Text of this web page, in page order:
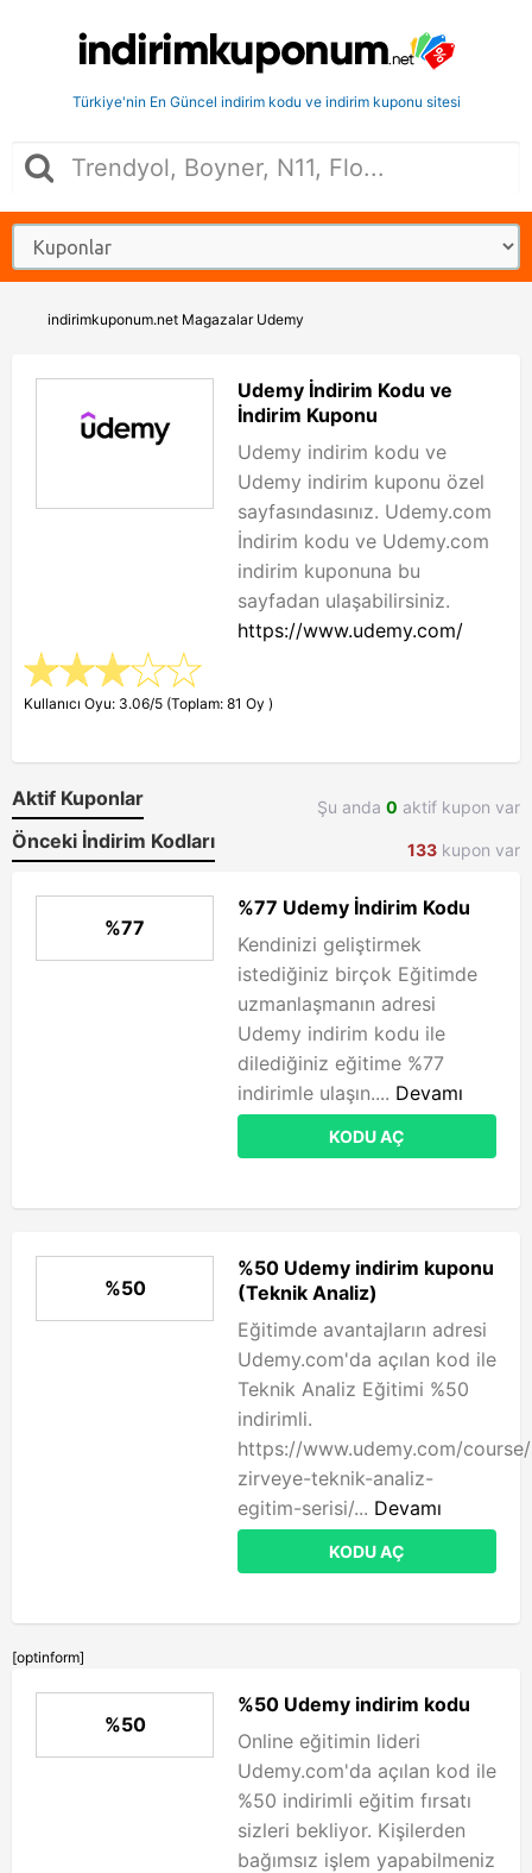
Türkiye'nin En Güncel indirim kodu ve indirim kuponu sitesi
indirimkuponum.net Magazalar Udemy
Udemy İndirim Kodu ve
İndirim Kuponu
Udemy indirim kodu ve
Udemy indirim kuponu özel
sayfasındasınız. Udemy.com
İndirim kodu ve Udemy.com
indirim kuponuna bu
sayfadan ulaşabilirsiniz.
https://www.udemy.com/
Kullanıcı Oyu: 3.06/5 (Toplam: 81 Oy )
Aktif Kuponlar Şu anda 0 aktif kupon var
Önceki İndirim Kodları 133 kupon var
%77
%77 Udemy İndirim Kodu
Kendinizi geliştirmek
istediğiniz birçok Eğitimde
uzmanlaşmanın adresi
Udemy indirim kodu ile
dilediğiniz eğitime %77
indirimle ulaşın.... Devamı
KODU AÇ
%50
%50 Udemy indirim kuponu
(Teknik Analiz)
Eğitimde avantajların adresi
Udemy.com'da açılan kod ile
Teknik Analiz Eğitimi %50
indirimli.
https://www.udemy.com/
zirveye-teknik-analiz-
egitim-serisi/... Devamı
KODU AÇ
[optinform]
%50
%50 Udemy indirim kodu
Online eğitimin lideri
Udemy.com'da açılan kod ile
%50 indirimli eğitim fırsatı
sizleri bekliyor. Kişilerden
bağımsız işlem yapabilmeniz